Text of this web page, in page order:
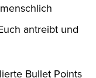
antreibt und
Bullet Points